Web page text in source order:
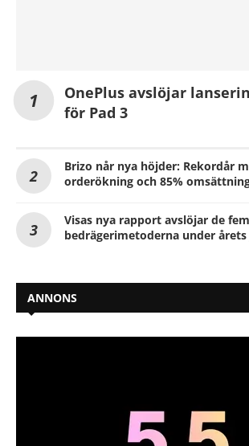
OnePlus avslöjar
för Pad 3
Brizo når nya höjder: Rekordår
orderökning och 85%
Visas nya rapport avslöjar de
bedrägerimetoderna under
ANNONS